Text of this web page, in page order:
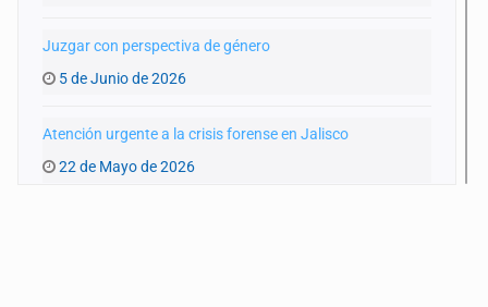
Juzgar con perspectiva de género
5 de Junio de 2026
Atención urgente a la crisis forense en Jalisco
22 de Mayo de 2026